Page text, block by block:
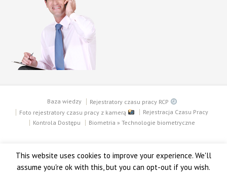
Baza wiedzy
Rejestratory czasu pracy RCP
Foto rejestratory czasu pracy z kamerą
Rejestracja Czasu Pracy
Kontrola Dostępu
Biometria » Technologie biometryczne
This website uses cookies to improve your experience. We'll
assume you're ok with this, but you can opt-out if you wish.